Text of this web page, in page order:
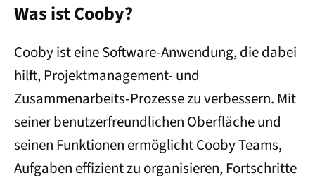
Was ist Cooby?
Cooby ist eine Software-Anwendung, die dabei
hilft, Projektmanagement- und
Zusammenarbeits-Prozesse zu verbessern. Mit
seiner benutzerfreundlichen Oberfläche und
seinen Funktionen ermöglicht Cooby Teams,
Aufgaben effizient zu organisieren, Fortschritte